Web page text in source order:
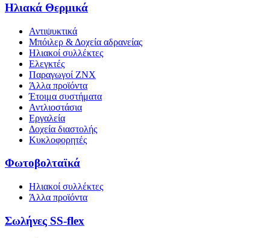
Ηλιακά Θερμικά
Αντιψυκτικά
Μπόιλερ & Δοχεία αδρανείας
Ηλιακοί συλλέκτες
Ελεγκτές
Παραγωγοί ΖΝΧ
Άλλα προϊόντα
Έτοιμα συστήματα
Αντλιοστάσια
Εργαλεία
Δοχεία διαστολής
Κυκλοφορητές
Φωτοβολταϊκά
Ηλιακοί συλλέκτες
Άλλα προϊόντα
Σωλήνες SS-flex